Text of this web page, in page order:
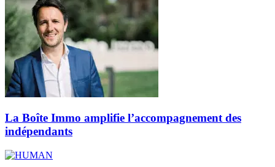
La Boîte Immo amplifie l’accompagnement des
indépendants